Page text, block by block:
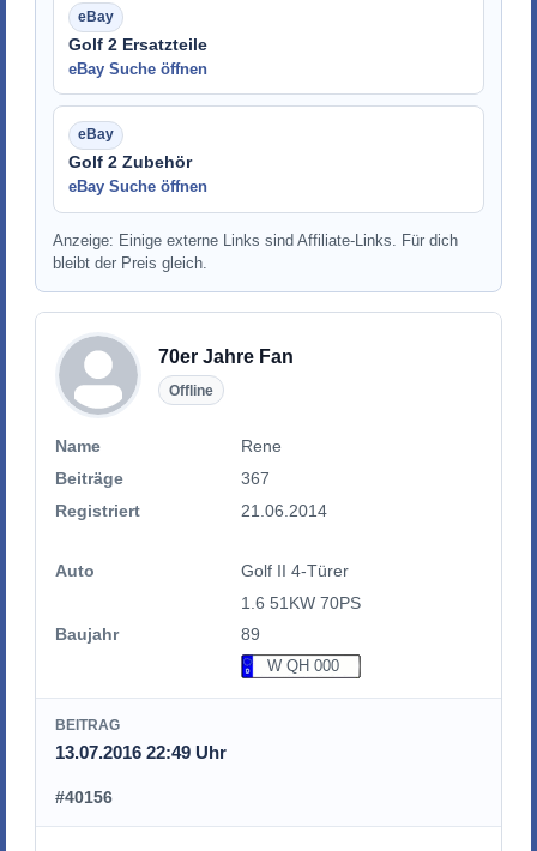
Golf 2 Ersatzteile
eBay Suche öffnen
Golf 2 Zubehör
eBay Suche öffnen
Anzeige: Einige externe Links sind Affiliate-Links. Für dich
bleibt der Preis gleich.
70er Jahre Fan
Offline
Name
Rene
Beiträge
367
Registriert
21.06.2014
Auto
Golf II 4-Türer
1.6 51KW 70PS
Baujahr
89
W QH 000
BEITRAG
13.07.2016 22:49 Uhr
#40156